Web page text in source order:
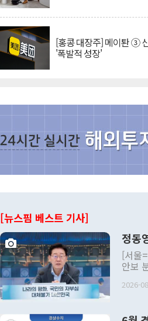
[홍콩 대장주] 메이퇀 ③
'폭발적 성장'
[뉴스핌 베스트 기사]
정동
[서울
안보
발언
2026-